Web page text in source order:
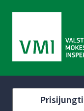
Prisijungti